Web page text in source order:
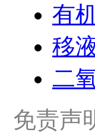
有
移
二
免责声